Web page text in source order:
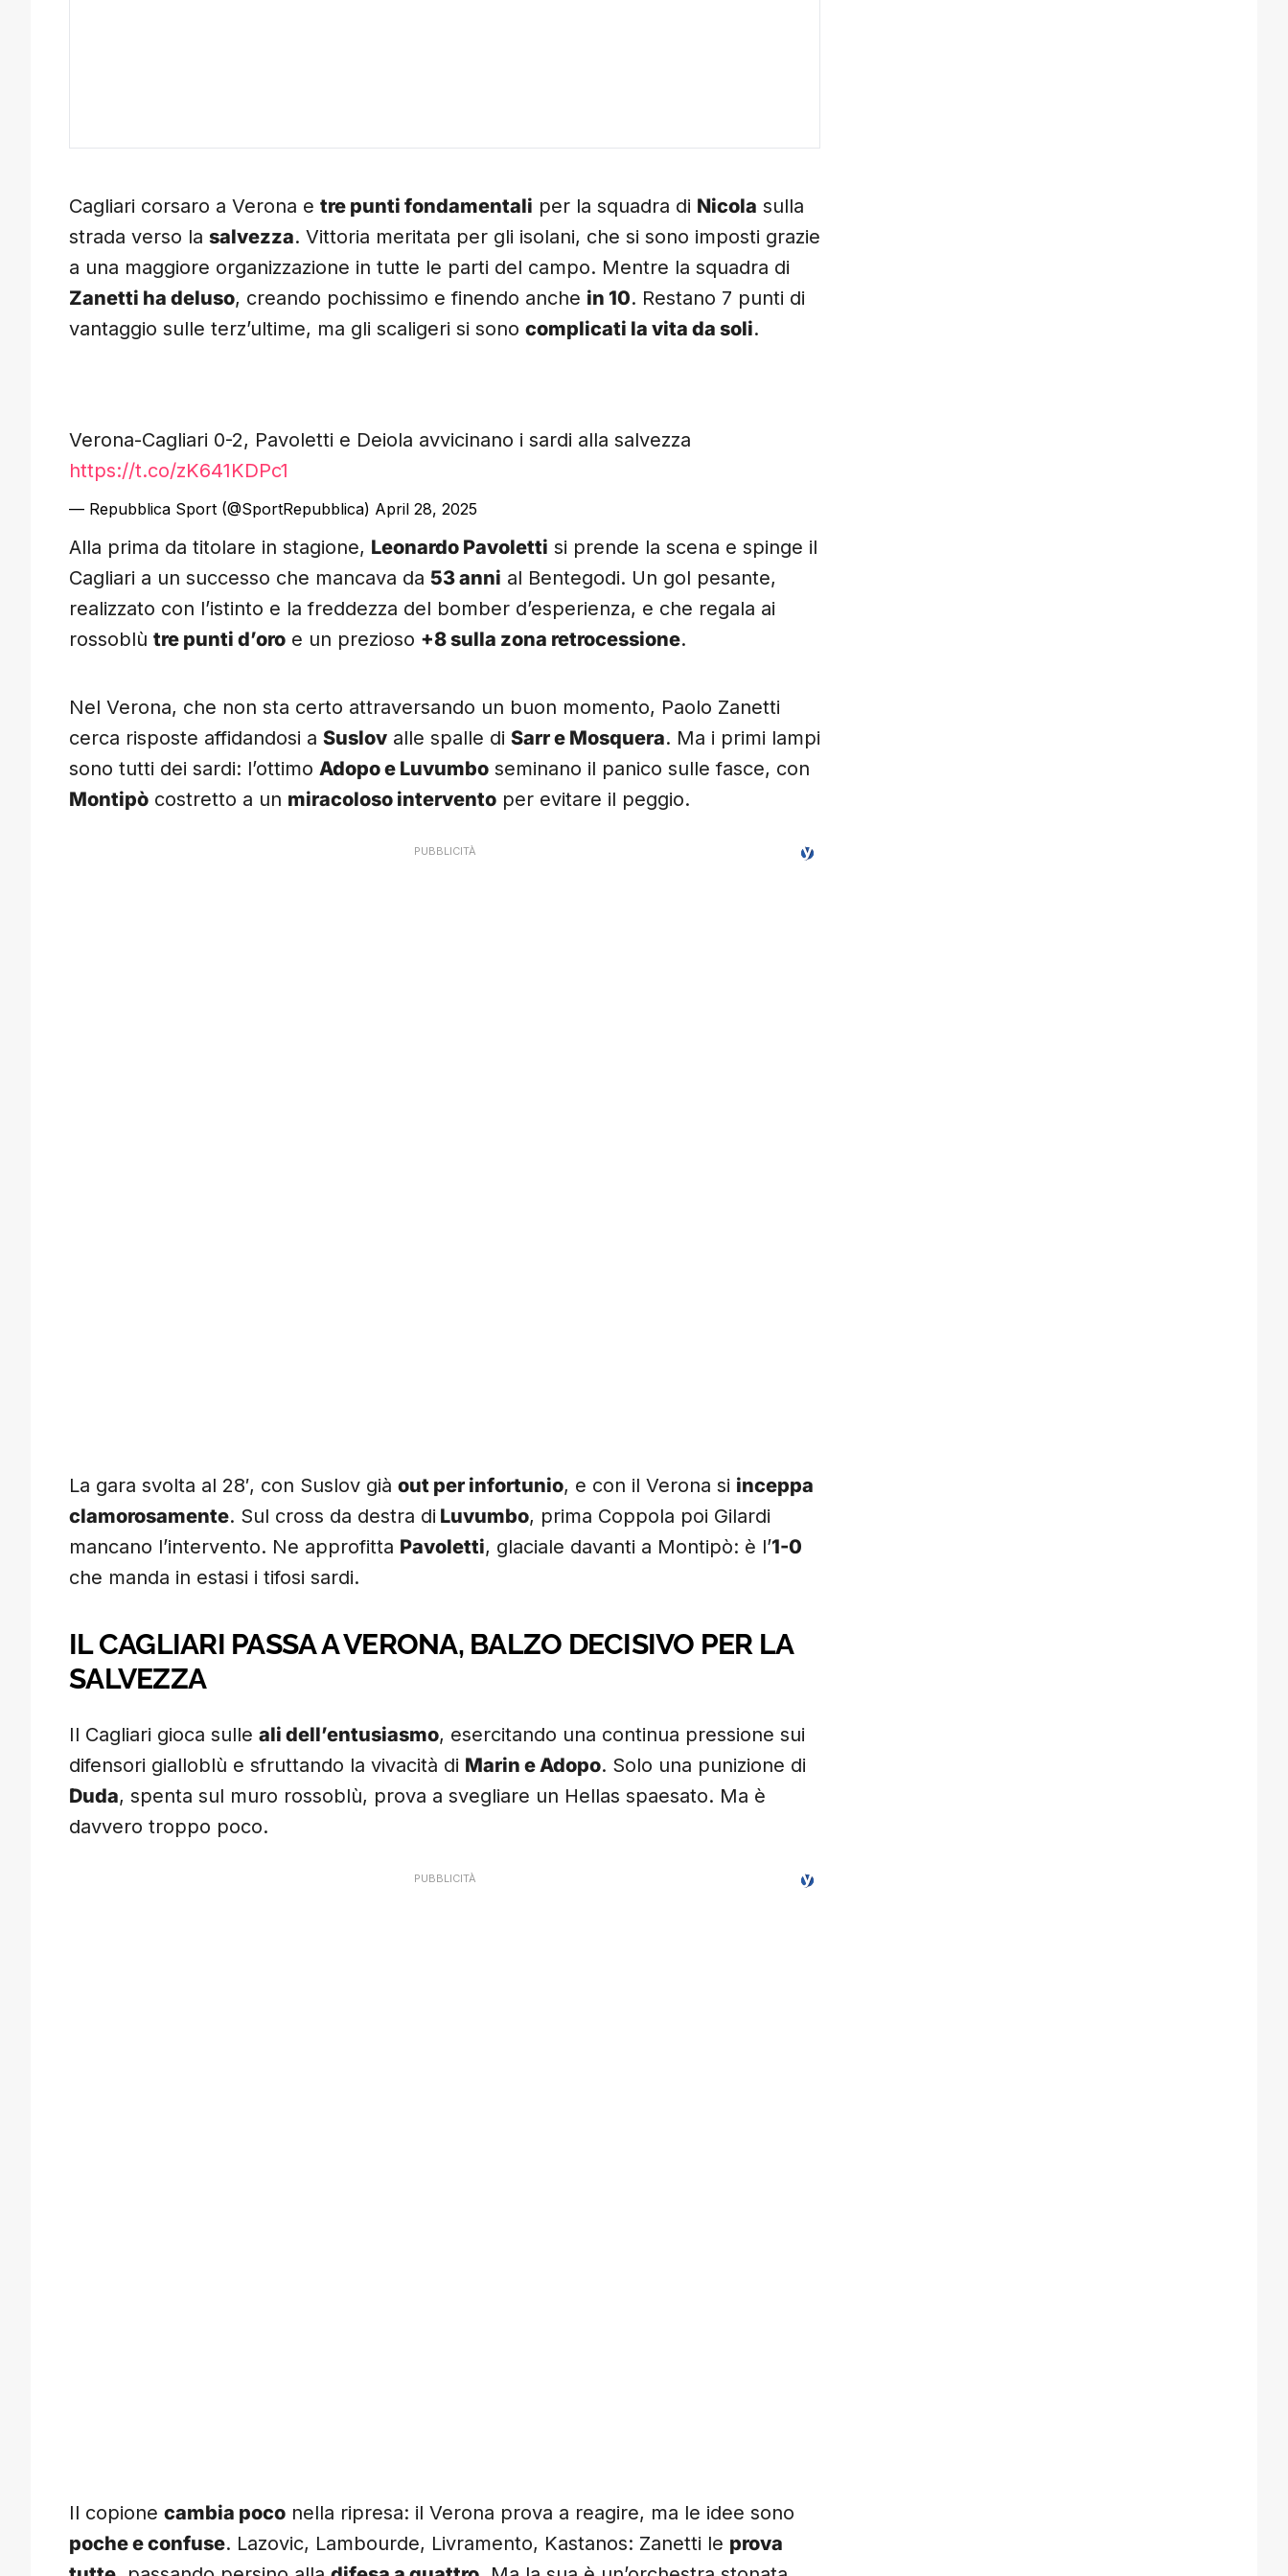
Cagliari corsaro a Verona e tre punti fondamentali per la squadra di Nicola sulla
strada verso la salvezza. Vittoria meritata per gli isolani, che si sono imposti grazie
a una maggiore organizzazione in tutte le parti del campo. Mentre la squadra di
Zanetti ha deluso, creando pochissimo e finendo anche in 10. Restano 7 punti di
vantaggio sulle terz’ultime, ma gli scaligeri si sono complicati la vita da soli.
Verona-Cagliari 0-2, Pavoletti e Deiola avvicinano i sardi alla salvezza
https://t.co/zK641KDPc1
— Repubblica Sport (@SportRepubblica) April 28, 2025
Alla prima da titolare in stagione, Leonardo Pavoletti si prende la scena e spinge il
Cagliari a un successo che mancava da 53 anni al Bentegodi. Un gol pesante,
realizzato con l’istinto e la freddezza del bomber d’esperienza, e che regala ai
rossoblù tre punti d’oro e un prezioso +8 sulla zona retrocessione.
Nel Verona, che non sta certo attraversando un buon momento, Paolo Zanetti
cerca risposte affidandosi a Suslov alle spalle di Sarr e Mosquera. Ma i primi lampi
sono tutti dei sardi: l’ottimo Adopo e Luvumbo seminano il panico sulle fasce, con
Montipò costretto a un miracoloso intervento per evitare il peggio.
La gara svolta al 28′, con Suslov già out per infortunio, e con il Verona si inceppa
clamorosamente. Sul cross da destra di Luvumbo, prima Coppola poi Gilardi
mancano l’intervento. Ne approfitta Pavoletti, glaciale davanti a Montipò: è l’1-0
che manda in estasi i tifosi sardi.
IL CAGLIARI PASSA A VERONA, BALZO DECISIVO PER LA
SALVEZZA
Il Cagliari gioca sulle ali dell’entusiasmo, esercitando una continua pressione sui
difensori gialloblù e sfruttando la vivacità di Marin e Adopo. Solo una punizione di
Duda, spenta sul muro rossoblù, prova a svegliare un Hellas spaesato. Ma è
davvero troppo poco.
Il copione cambia poco nella ripresa: il Verona prova a reagire, ma le idee sono
poche e confuse. Lazovic, Lambourde, Livramento, Kastanos: Zanetti le prova